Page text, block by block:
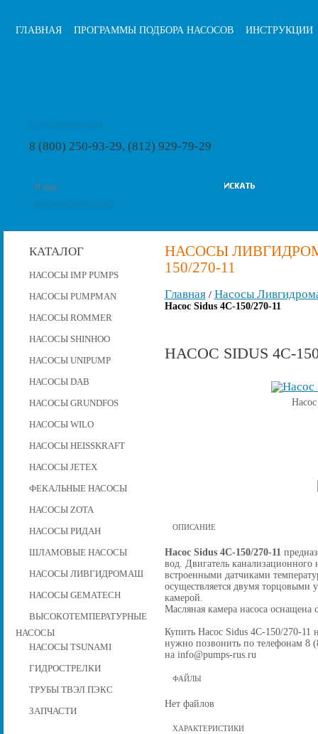
ГЛАВНАЯ ПРОГРАММЫ ПОДБОРА НАСОСОВ ИНСТРУКЦИИ
8 (800) 250-93-29, (812) 929-79-29
КАТАЛОГ
НАСОСЫ IMP PUMPS
НАСОСЫ PUMPMAN
НАСОСЫ ROMMER
НАСОСЫ SHINHOO
НАСОСЫ UNIPUMP
НАСОСЫ DAB
НАСОСЫ GRUNDFOS
НАСОСЫ WILO
НАСОСЫ HEISSKRAFT
НАСОСЫ JETEX
ФЕКАЛЬНЫЕ НАСОСЫ
НАСОСЫ ZOTA
НАСОСЫ РИДАН
ШЛАМОВЫЕ НАСОСЫ
НАСОСЫ ЛИВГИДРОМАШ
НАСОСЫ GEMATECH
ВЫСОКОТЕМПЕРАТУРНЫЕ
НАСОСЫ
НАСОСЫ TSUNAMI
ГИДРОСТРЕЛКИ
ТРУБЫ ТВЭЛ ПЭКС
ЗАПЧАСТИ
НАСОСЫ
150/270-11
Главная/ Насосы
Насос Sidus 4C-150/270-11
НАСОС SIDUS 4C-
ОПИСАНИЕ
Насос Sidus 4C-150/270-11
вод. Двигатель канализационного
встроенными датчиками
осуществляется двумя торцовыми
камерой.
Масляная камера насоса оснащена
Купить Насос Sidus 4C-150/270-11
нужно позвонить по телефонам 8
на info@pumps-rus.ru
ФАЙЛЫ
Нет файлов
ХАРАКТЕРИСТИКИ